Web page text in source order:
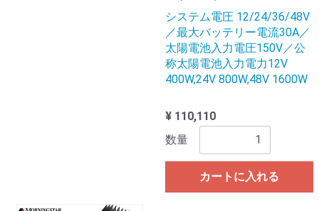
システム電圧 12/24/36/48V
／最大バッテリー電流30A／
太陽電池入力電圧150V／公
称太陽電池入力電力12V
400W,24V 800W,48V 1600W
¥ 110,110
数量
カートに入れる